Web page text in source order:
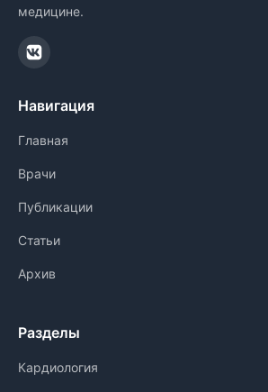
медицине.
Навигация
Главная
Врачи
Публикации
Статьи
Архив
Разделы
Кардиология